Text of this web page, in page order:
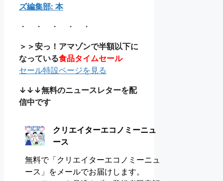
ズ編集部: 本
・ ・ ・ ・ ・
＞＞安っ！アマゾンで半額以下に
なっている食品タイムセール
セール特設ページを見る
↓↓↓無料のニュースレターを配
信中です